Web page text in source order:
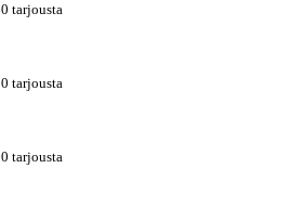
0 tarjousta
0 tarjousta
0 tarjousta